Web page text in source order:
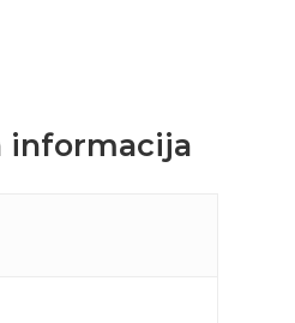
informacija